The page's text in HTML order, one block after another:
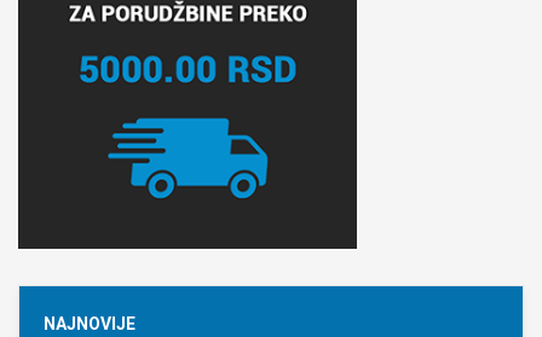
NAJNOVIJE